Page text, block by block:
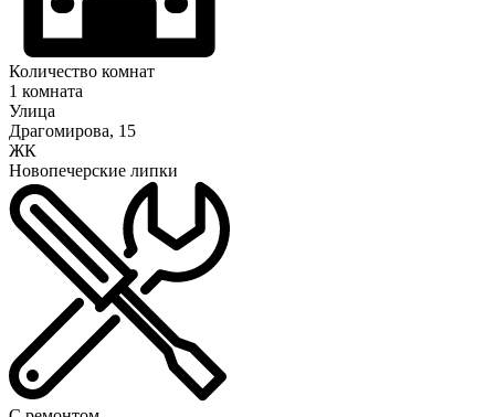
Количество комнат
1 комната
Улица
Драгомирова, 15
ЖК
Новопечерские липки